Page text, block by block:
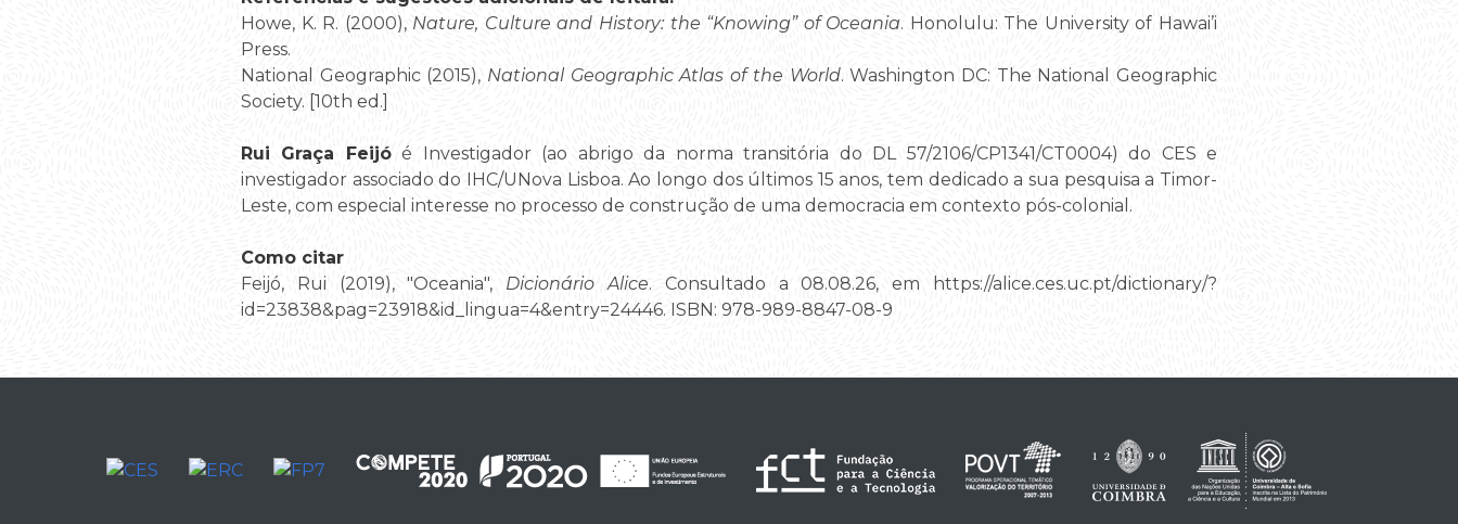
Howe, K. R. (2000), Nature, Culture and History: the “Knowing” of Oceania. Honolulu: The University of Hawai’i
Press.
National Geographic (2015), National Geographic Atlas of the World. Washington DC: The National Geographic
Society. [10th ed.]
Rui Graça Feijóé Investigador (ao abrigo da norma transitória do DL 57/2106/CP1341/CT0004) do CES e
investigador associado do IHC/UNova Lisboa. Ao longo dos últimos 15 anos, tem dedicado a sua pesquisa a Timor-
Leste, com especial interesse no processo de construção de uma democracia em contexto pós-colonial.
Como citar
Feijó, Rui (2019), "Oceania", Dicionário Alice. Consultado a 08.08.26, em https://alice.ces.uc.pt/dictionary/?
id=23838&pag=23918&id_lingua=4&entry=24446. ISBN: 978-989-8847-08-9